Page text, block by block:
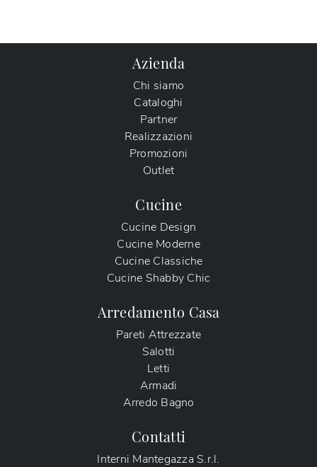
Azienda
Chi siamo
Cataloghi
Partner
Realizzazioni
Promozioni
Outlet
Cucine
Cucine Design
Cucine Moderne
Cucine Classiche
Cucine Shabby Chic
Arredamento Casa
Pareti Attrezzate
Salotti
Letti
Armadi
Arredo Bagno
Contatti
Interni Mantegazza S.r.l.